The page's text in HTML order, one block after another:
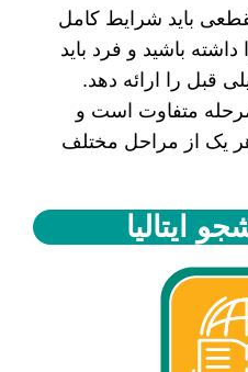
باید شرایط کامل
باشید و فرد باید
قبل را ارائه دهد.
متفاوت است و
یک از مراحل مختلف
ایتالیا